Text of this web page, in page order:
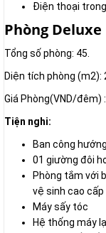
Điện thoại
Phòng Deluxe
Tổng số phòng: 45.
Diện tích phòng (m2):
Giá Phòng(VND/đêm) :
Tiện nghi:
Ban công
01 giường đôi
Phòng tắm với
vệ sinh cao cấp
Máy sấy tóc
Hệ thống máy